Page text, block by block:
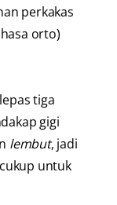
perkakas
orto)
tiga
gigi
lembut, jadi
untuk